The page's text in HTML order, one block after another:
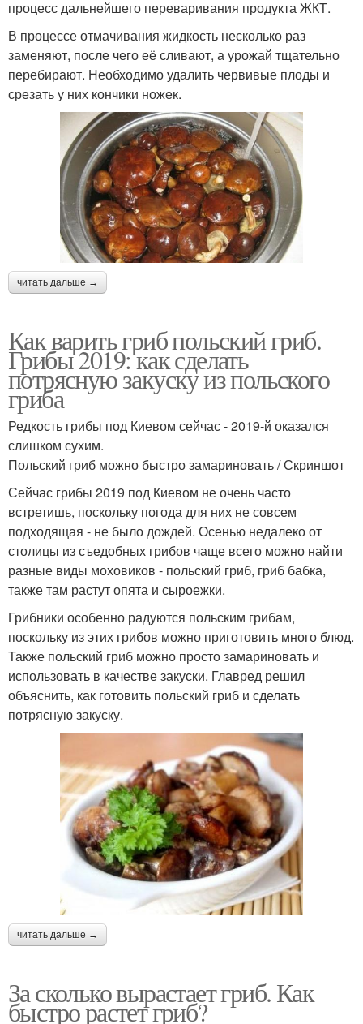
процесс дальнейшего переваривания продукта ЖКТ.
В процессе отмачивания жидкость несколько раз
заменяют, после чего её сливают, а урожай тщательно
перебирают. Необходимо удалить червивые плоды и
срезать у них кончики ножек.
читать дальше →
Как варить гриб польский гриб.
Грибы 2019: как сделать
потрясную закуску из польского
гриба
Редкость грибы под Киевом сейчас - 2019-й оказался
слишком сухим.
Польский гриб можно быстро замариновать / Скриншот
Сейчас грибы 2019 под Киевом не очень часто
встретишь, поскольку погода для них не совсем
подходящая - не было дождей. Осенью недалеко от
столицы из съедобных грибов чаще всего можно найти
разные виды моховиков - польский гриб, гриб бабка,
также там растут опята и сыроежки.
Грибники особенно радуются польским грибам,
поскольку из этих грибов можно приготовить много блюд.
Также польский гриб можно просто замариновать и
использовать в качестве закуски. Главред решил
объяснить, как готовить польский гриб и сделать
потрясную закуску.
читать дальше →
За сколько вырастает гриб. Как
быстро растет гриб?